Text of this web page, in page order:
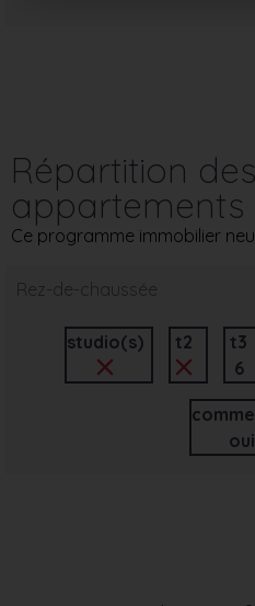
Répartition des
Ce programme immobilier
Rez-de-chaussée
studio(s) t2
t3
6
oui